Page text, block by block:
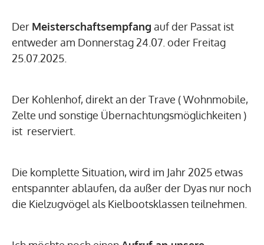
Der Meisterschaftsempfang auf der Passat ist
entweder am Donnerstag 24.07. oder Freitag
25.07.2025.
Der Kohlenhof, direkt an der Trave ( Wohnmobile,
Zelte und sonstige Übernachtungsmöglichkeiten )
ist reserviert.
Die komplette Situation, wird im Jahr 2025 etwas
entspannter ablaufen, da außer der Dyas nur noch
die Kielzugvögel als Kielbootsklassen teilnehmen.